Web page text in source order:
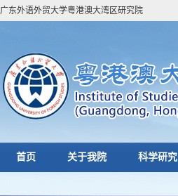
广东外语外贸大学粤港澳大湾区研究院
首页 关于我院 科学研究